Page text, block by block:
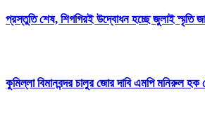
প্রস্তুতি শেষ, শিগগিরই উদ্বোধন হচ্ছে জুলাই স্মৃতি
কুমিল্লা বিমানবন্দর চালুর জোর দাবি এমপি মনিরুল হক